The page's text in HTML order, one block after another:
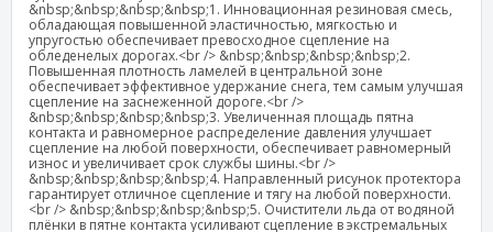
&nbsp;&nbsp;&nbsp;&nbsp;1. Инновационная резиновая смесь,
обладающая повышенной эластичностью, мягкостью и
упругостью обеспечивает превосходное сцепление на
обледенелых дорогах.<br /> &nbsp;&nbsp;&nbsp;&nbsp;2.
Повышенная плотность ламелей в центральной зоне
обеспечивает эффективное удержание снега, тем самым улучшая
сцепление на заснеженной дороге.<br />
&nbsp;&nbsp;&nbsp;&nbsp;3. Увеличенная площадь пятна
контакта и равномерное распределение давления улучшает
сцепление на любой поверхности, обеспечивает равномерный
износ и увеличивает срок службы шины.<br />
&nbsp;&nbsp;&nbsp;&nbsp;4. Направленный рисунок протектора
гарантирует отличное сцепление и тягу на любой поверхности.
<br /> &nbsp;&nbsp;&nbsp;&nbsp;5. Очистители льда от водяной
плёнки в пятне контакта усиливают сцепление в экстремальных